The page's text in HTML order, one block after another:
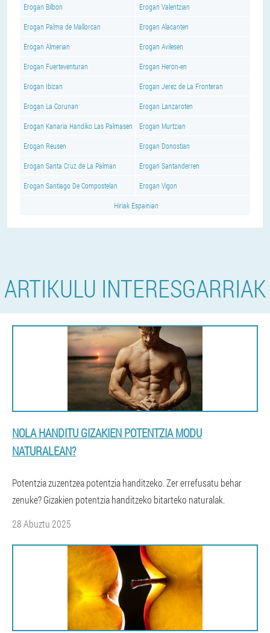
Erogan Bilbon Erogan Valentzian
Erogan Palma de Mallorcan Erogan Alacanten
Erogan Almerian Erogan Avilesen
Erogan Fuerteventuran Erogan Heron-en
Erogan Ibizan Erogan Jerez de La Fronteran
Erogan La Corunan Erogan Lanzaroten
Erogan Kanaria Handiko Las Palmasen Erogan Murtzian
Erogan Reusen Erogan Donostian
Erogan Santa Cruz de La Palman Erogan Santanderren
Erogan Santiago De Compostelan Erogan Vigon
Hiriak Espainian
ARTIKULU INTERESGARRIAK
NOLA HANDITU GIZAKIEN POTENTZIA MODU
NATURALEAN?
Potentzia zuzentzea potentzia handitzeko. Zer errefusatu behar
zenuke? Gizakien potentzia handitzeko bitarteko naturalak.
28 Abuztu 2025